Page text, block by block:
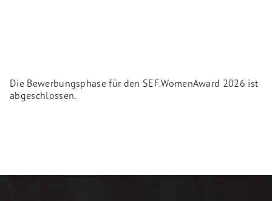
Die Bewerbungsphase für den SEF.WomenAward 2026 ist
abgeschlossen.